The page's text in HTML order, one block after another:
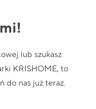
lub szukasz
KRISHOME, to
do nas już teraz.